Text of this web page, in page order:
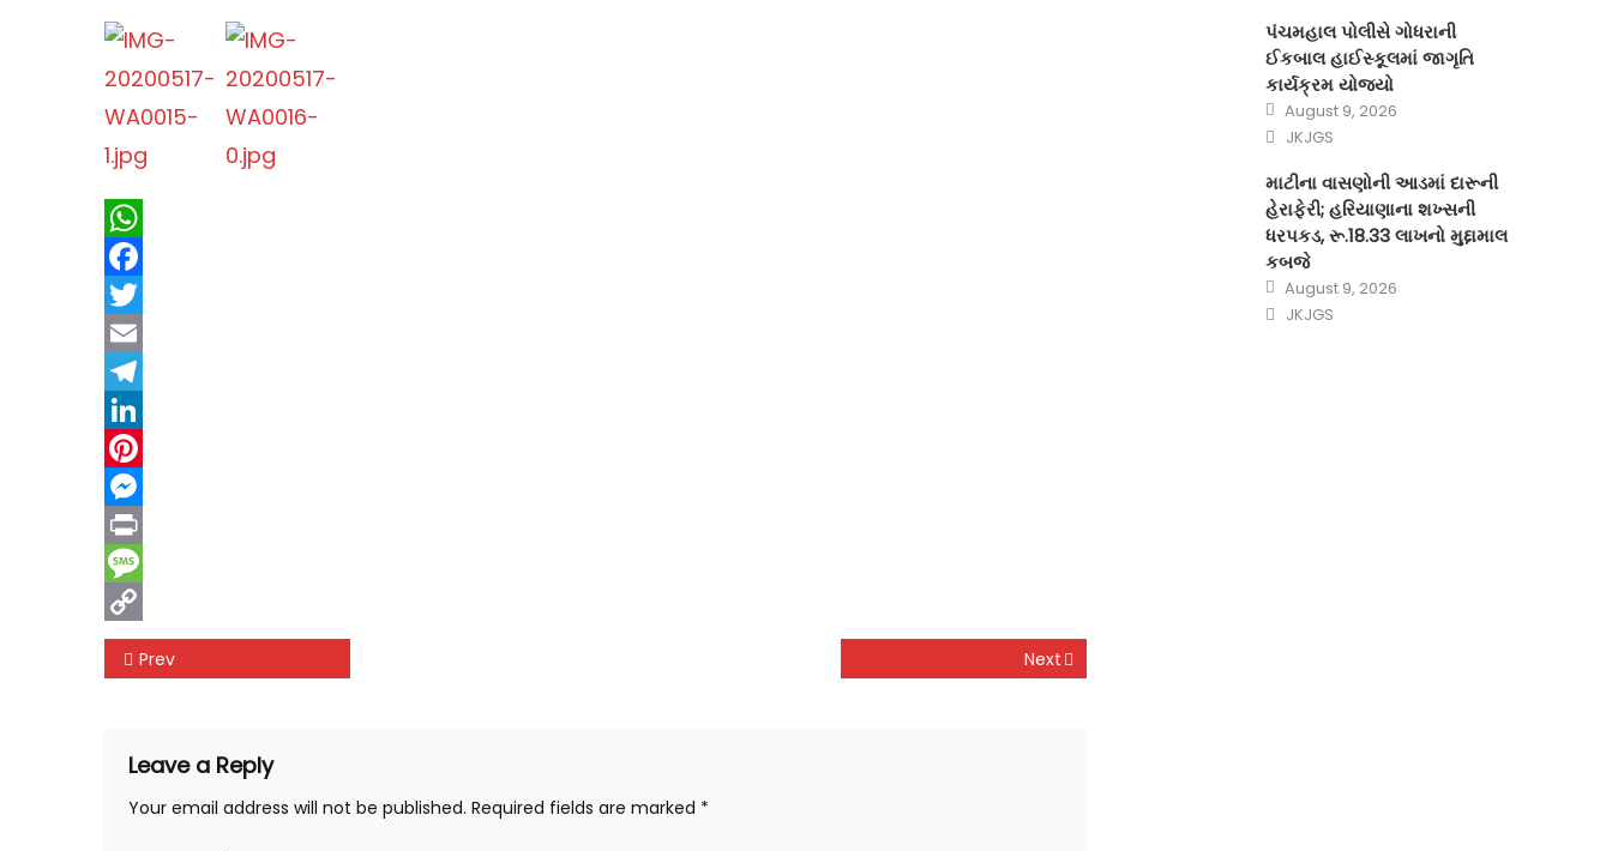
WhatsApp
Facebook
Twitter
Email
Telegram
LinkedIn
Pinterest
Messenger
Print
Message
Copy
LinkPost
Prev Next
Leave a Reply
Your email address will not be published. Required fields are marked *
પંચમહાલ પોલીસે ગોધરાની
ઈકબાલ હાઈસ્કૂલમાં જાગૃતિ
કાર્યક્રમ યોજ્યો
Posted
on
August 9, 2026
Author
JKJGS
માટીના વાસણોની આડમાં દારૂની
હેરાફેરી; હરિયાણાના શખ્સની
ધરપકડ, રૂ.18.33 લાખનો મુદ્દામાલ
કબજે
Posted
on
August 9, 2026
Author
JKJGS